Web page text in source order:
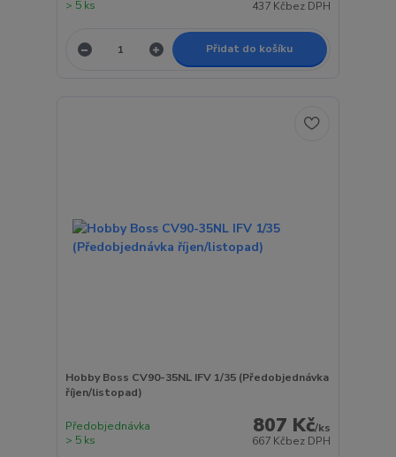
437 Kčbez DPH
> 5 ks
Přidat do košíku
Hobby Boss CV90-35NL IFV 1/35 (Předobjednávka
říjen/listopad)
807 Kč/ks
667 Kčbez DPH
Předobjednávka
> 5 ks